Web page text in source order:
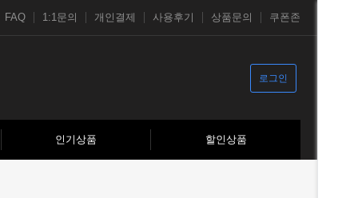
FAQ 1:1문의 개인결제 사용후기 상품문의 쿠폰존
로그인
인기상품 할인상품